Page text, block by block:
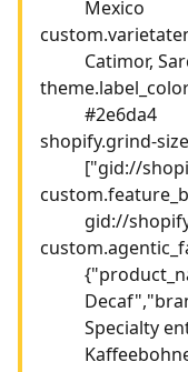
Mexico
Catimor,
#2e6da4
shopify.grind-size
["gid://
gid://
Specialty